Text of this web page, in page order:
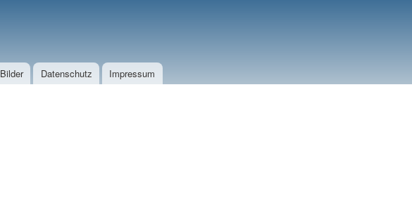
Bilder Datenschutz Impressum